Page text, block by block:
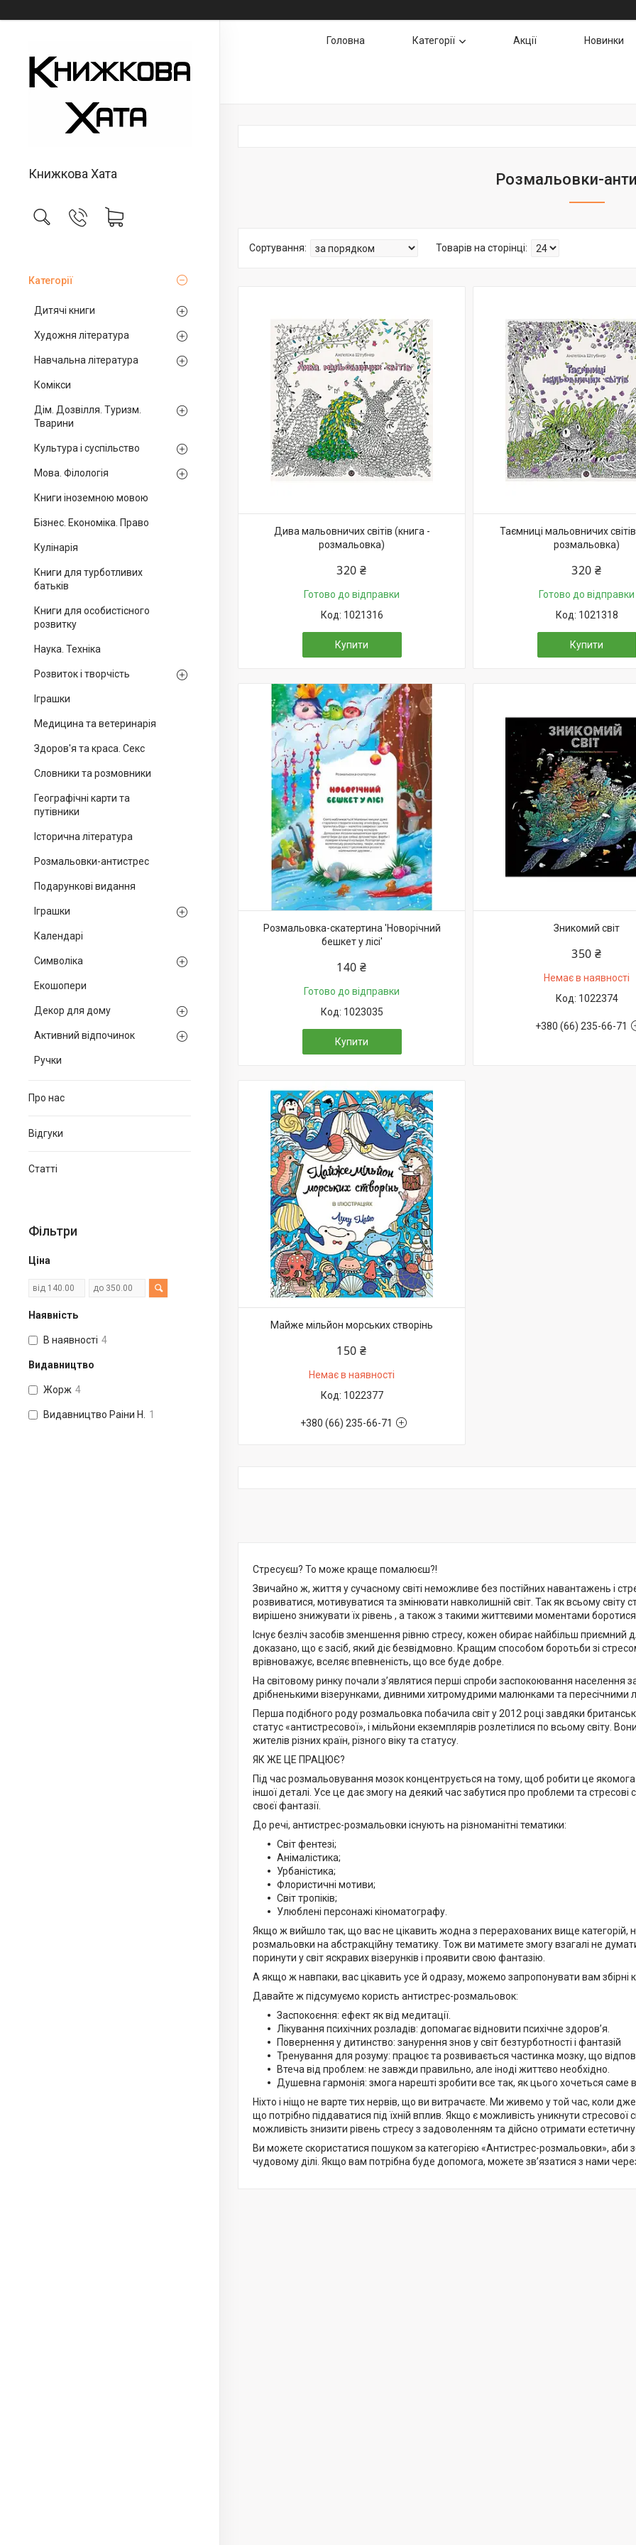
Книжкова Хата
Категорії
Дитячі книги
Художня література
Навчальна література
Комікси
Дім. Дозвілля. Туризм.
Тварини
Культура і суспільство
Мова. Філологія
Книги іноземною мовою
Бізнес. Економіка. Право
Кулінарія
Книги для турботливих
батьків
Книги для особистісного
розвитку
Наука. Техніка
Розвиток і творчість
Іграшки
Медицина та ветеринарія
Здоров'я та краса. Секс
Словники та розмовники
Географічні карти та
путівники
Історична література
Розмальовки-антистрес
Подарункові видання
Іграшки
Календарі
Символіка
Екошопери
Декор для дому
Активний відпочинок
Ручки
Про нас
Відгуки
Статті
Фільтри
Ціна
Наявність
В наявності 4
Видавництво
Жорж 4
Видавництво Раіни Н. 1
Головна Категорії Акції Новинки
Розмальовки-
Дива мальовничих світів (книга -
розмальовка)
320 ₴
Готово до відправки
1021316
Купити
Таємниці мальовничих
розмальовка)
320 ₴
Готово до відправки
1021318
Купити
Розмальовка-скатертина 'Новорічний
бешкет у лісі'
140 ₴
Готово до відправки
1023035
Купити
Зникомий світ
350 ₴
Немає в наявності
1022374
+380 (66) 235-66-71
Майже мільйон морських створінь
150 ₴
Немає в наявності
1022377
+380 (66) 235-66-71
Стресуєш? То може краще помалюєш?!
Звичайно ж, життя у сучасному світі неможливе без постійних навантажень і
розвиватися, мотивуватися та змінювати навколишній світ. Так як всьому світу
вирішено знижувати їх рівень , а також з такими життєвими моментами боротися.
Існує безліч засобів зменшення рівню стресу, кожен обирає найбільш
доказано, що є засіб, який діє безвідмовно. Кращим способом боротьби зі
врівноважує, вселяє впевненість, що все буде добре.
На світовому ринку почали з’являтися перші спроби заспокоювання населення
дрібненькими візерунками, дивними хитромудрими малюнками та пересічними
Перша подібного роду розмальовка побачила світ у 2012 році завдяки
статус «антистресової», і мільйони екземплярів розлетілися по всьому світу.
жителів різних країн, різного віку та статусу.
ЯК ЖЕ ЦЕ ПРАЦЮЄ?
Під час розмальовування мозок концентрується на тому, щоб робити це якомога
іншої деталі. Усе це дає змогу на деякий час забутися про проблеми та стресові
своєї фантазії.
До речі, антистрес-розмальовки існують на різноманітні тематики:
Світ фентезі;
Анімалістика;
Урбаністика;
Флористичні мотиви;
Світ тропіків;
Улюблені персонажі кіноматографу.
Якщо ж вийшло так, що вас не цікавить жодна з перерахованих вище категорій,
розмальовки на абстракційну тематику. Тож ви матимете змогу взагалі не
поринути у світ яскравих візерунків і проявити свою фантазію.
А якщо ж навпаки, вас цікавить усе й одразу, можемо запропонувати вам збірні
Давайте ж підсумуємо користь антистрес-розмальовок:
Заспокоєння: ефект як від медитації.
Лікування психічних розладів: допомагає відновити психічне здоров’я.
Повернення у дитинство: занурення знов у світ безтурботності і фантазій
Тренування для розуму: працює та розвивається частинка мозку, що
Втеча від проблем: не завжди правильно, але іноді життєво необхідно.
Душевна гармонія: змога нарешті зробити все так, як цього хочеться саме
Ніхто і ніщо не варте тих нервів, що ви витрачаєте. Ми живемо у той час, коли
що потрібно піддаватися під їхній вплив. Якщо є можливість уникнути
можливість знизити рівень стресу з задоволенням та дійсно отримати естетичну
Ви можете скористатися пошуком за категорією «Антистрес-розмальовки», аби
чудовому ділі. Якщо вам потрібна буде допомога, можете зв’язатися з нами